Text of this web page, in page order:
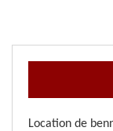
Location de